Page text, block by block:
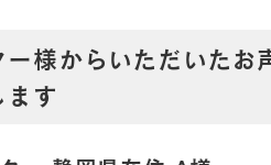
ー様からいただいたお
ます